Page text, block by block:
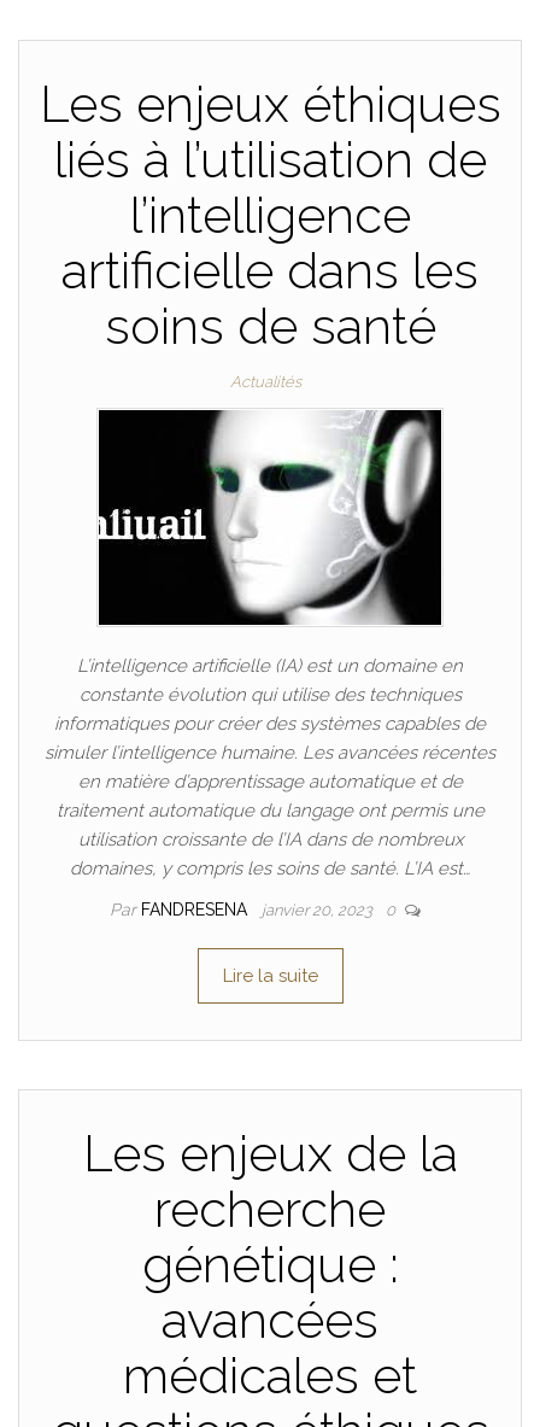
Les enjeux éthiques
liés à l’utilisation de
l’intelligence
artificielle dans les
soins de santé
Actualités
L’intelligence artificielle (IA) est un domaine en
constante évolution qui utilise des techniques
informatiques pour créer des systèmes capables de
simuler l’intelligence humaine. Les avancées récentes
en matière d’apprentissage automatique et de
traitement automatique du langage ont permis une
utilisation croissante de l’IA dans de nombreux
domaines, y compris les soins de santé. L’IA est…
Par FANDRESENA janvier 20, 2023 0
Lire la suite
Les enjeux de la
recherche
génétique :
avancées
médicales et